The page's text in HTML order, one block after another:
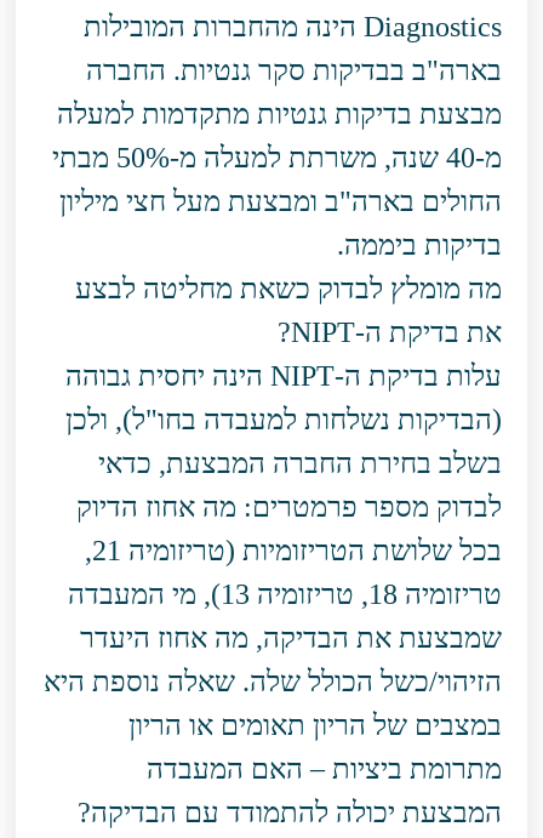
Diagnostics הינה מהחברות המובילות
בארה"ב בבדיקות סקר גנטיות. החברה
מבצעת בדיקות גנטיות מתקדמות למעלה
מ-40 שנה, משרתת למעלה מ-50% מבתי
החולים בארה"ב ומבצעת מעל חצי מיליון
בדיקות ביממה.
מה מומלץ לבדוק כשאת מחליטה לבצע
את בדיקת ה-NIPT?
עלות בדיקת ה-NIPT הינה יחסית גבוהה
(הבדיקות נשלחות למעבדה בחו"ל), ולכן
בשלב בחירת החברה המבצעת, כדאי
לבדוק מספר פרמטרים: מה אחוז הדיוק
בכל שלושת הטריזומיות (טריזומיה 21,
טריזומיה 18, טריזומיה 13), מי המעבדה
שמבצעת את הבדיקה, מה אחוז היעדר
הזיהוי/כשל הכולל שלה. שאלה נוספת היא
במצבים של הריון תאומים או הריון
מתרומת ביציות – האם המעבדה
המבצעת יכולה להתמודד עם הבדיקה?